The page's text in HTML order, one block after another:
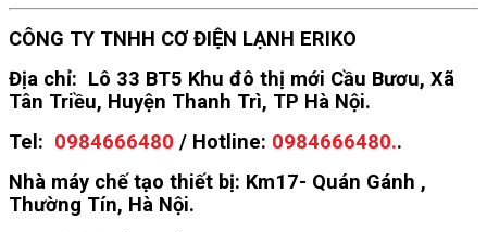
CÔNG TY TNHH CƠ ĐIỆN LẠNH ERIKO
Địa chỉ: Lô 33 BT5 Khu đô thị mới Cầu Bươu, Xã
Tân Triều, Huyện Thanh Trì, TP Hà Nội.
Tel: 0984666480 / Hotline: 0984666480..
Nhà máy chế tạo thiết bị: Km17- Quán Gánh ,
Thường Tín, Hà Nội.